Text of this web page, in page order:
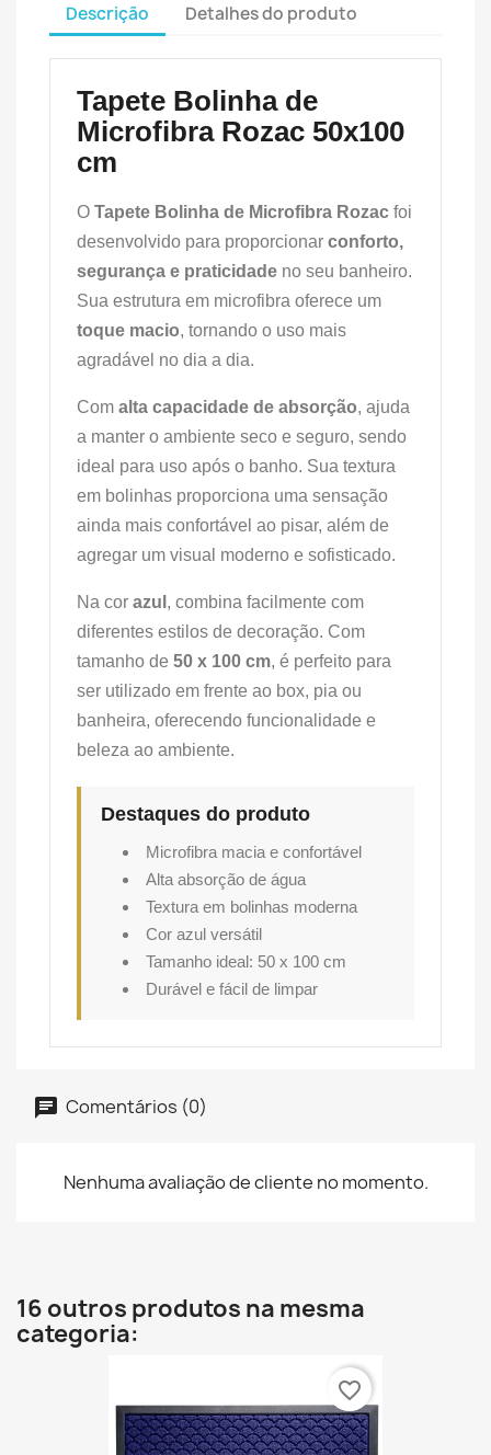
Descrição Detalhes do produto
Tapete Bolinha de
Microfibra Rozac 50x100
cm
O Tapete Bolinha de Microfibra Rozac foi
desenvolvido para proporcionar conforto,
segurança e praticidade no seu banheiro.
Sua estrutura em microfibra oferece um
toque macio, tornando o uso mais
agradável no dia a dia.
Com alta capacidade de absorção, ajuda
a manter o ambiente seco e seguro, sendo
ideal para uso após o banho. Sua textura
em bolinhas proporciona uma sensação
ainda mais confortável ao pisar, além de
agregar um visual moderno e sofisticado.
Na cor azul , combina facilmente com
diferentes estilos de decoração. Com
tamanho de 50 x 100 cm, é perfeito para
ser utilizado em frente ao box, pia ou
banheira, oferecendo funcionalidade e
beleza ao ambiente.
Destaques do produto
Microfibra macia e confortável
Alta absorção de água
Textura em bolinhas moderna
Cor azul versátil
Tamanho ideal: 50 x 100 cm
Durável e fácil de limpar
Comentários (0)
Nenhuma avaliação de cliente no momento.
16 outros produtos na mesma
categoria:
favorite_border